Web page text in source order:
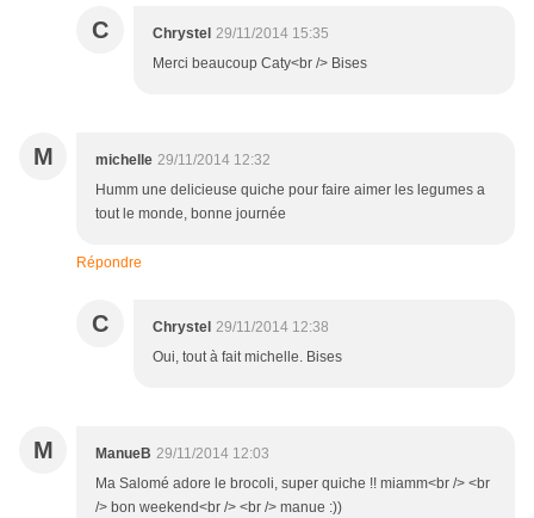
C Chrystel 29/11/2014 15:35
Merci beaucoup Caty<br /> Bises
M michelle 29/11/2014 12:32
Humm une delicieuse quiche pour faire aimer les legumes a
tout le monde, bonne journée
Répondre
C Chrystel 29/11/2014 12:38
Oui, tout à fait michelle. Bises
M ManueB 29/11/2014 12:03
Ma Salomé adore le brocoli, super quiche !! miamm<br /> <br
/> bon weekend<br /> <br /> manue :))